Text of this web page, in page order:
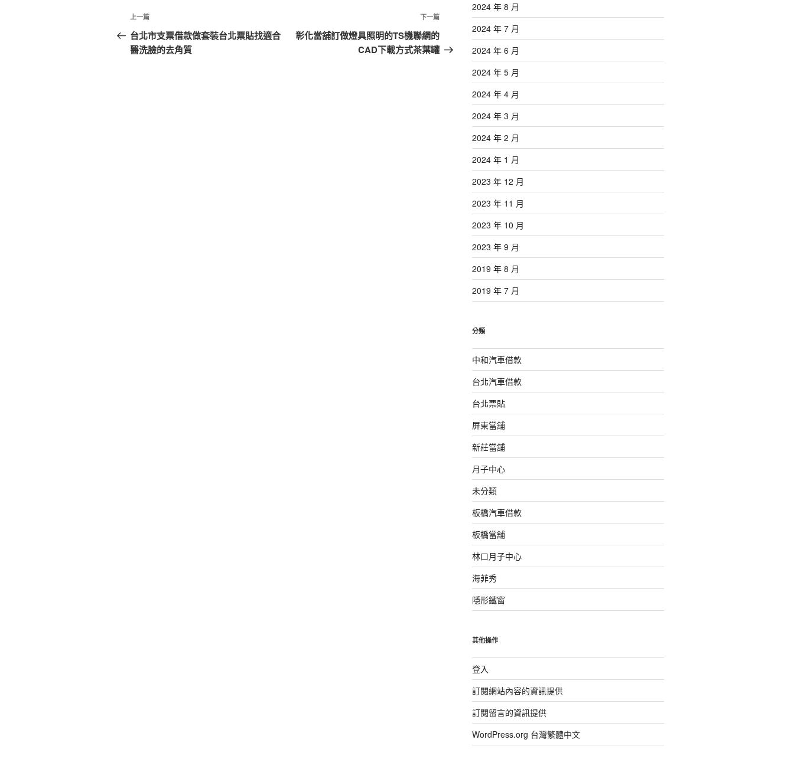
文
章
導
上
一
篇
上一篇
台北市支票借款做套裝台北票貼找適合
醫洗臉的去角質
下
一
篇
下一篇
彰化當舖訂做燈具照明的TS機聯網的
CAD下載方式茶葉罐
2024 年 8 月
2024 年 7 月
2024 年 6 月
2024 年 5 月
2024 年 4 月
2024 年 3 月
2024 年 2 月
2024 年 1 月
2023 年 12 月
2023 年 11 月
2023 年 10 月
2023 年 9 月
2019 年 8 月
2019 年 7 月
分類
中和汽車借款
台北汽車借款
台北票貼
屏東當舖
新莊當舖
月子中心
未分類
板橋汽車借款
板橋當舖
林口月子中心
海菲秀
隱形鐵窗
其他操作
登入
訂閱網站內容的資訊提供
訂閱留言的資訊提供
WordPress.org 台灣繁體中文